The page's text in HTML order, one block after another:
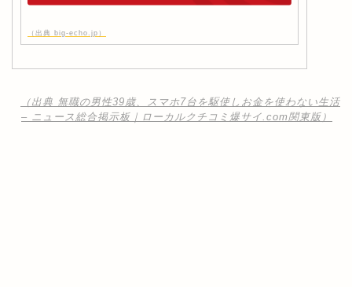
（出典 big-echo.jp）
（出典 無職の男性39歳、スマホ7台を駆使しお金を使わない生活
– ニュース総合掲示板｜ローカルクチコミ爆サイ.com関東版）